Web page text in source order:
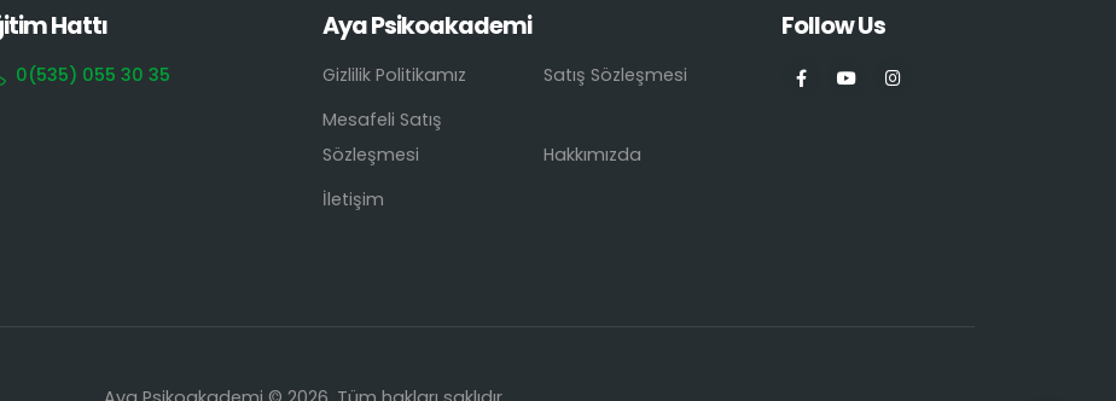
Hattı
0(535) 055 30 35
Aya Psikoakademi
Gizlilik Politikamız
Satış Sözleşmesi
Mesafeli Satış
Sözleşmesi
Hakkımızda
İletişim
Follow Us